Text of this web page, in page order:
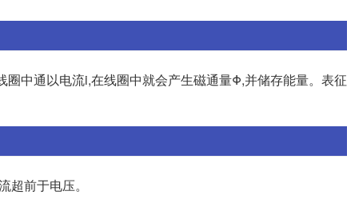
中通以电流i,在线圈中就会产生磁通量Φ,并储存能量。表征
前于电压。